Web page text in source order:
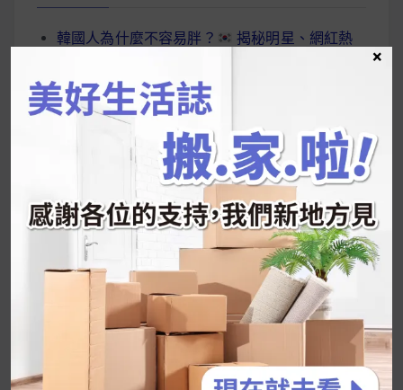
韓國人為什麼不容易胖？
揭秘明星、網紅熱
好吃的蛋白點心還有好玩的運動小遊戲！今年過
年已經等不及帶這盒跟我的親戚、朋友們一起分
2026 過年禮盒推薦｜五款百元健康伴手禮
停用猛健樂後會反彈嗎？作用解析＋停藥後體重
維持全攻略
公主營養師：飲食改變也是能快樂執行的！6 個
你一定要知道的技巧
×